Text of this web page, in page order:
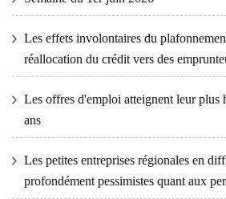
Les effets involontaires du
réallocation du crédit vers des
Les offres d'emploi atteignent leur plus
ans
Les petites entreprises régionales en
profondément pessimistes quant aux